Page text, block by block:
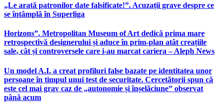
„Le arată patronilor date falsificate!”. Acuzații grave despre ce
se întâmplă în Superliga
Horizons”. Metropolitan Museum of Art dedică prima mare
retrospectivă designerului și aduce în prim-plan atât creațiile
sale, cât și controversele care i-au marcat cariera – Aleph News
Un model A.I. a creat profiluri false bazate pe identitatea unor
persoane în timpul unui test de securitate. Cercetătorii spun că
este cel mai grav caz de „autonomie și înșelăciune” observat
până acum